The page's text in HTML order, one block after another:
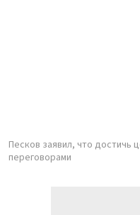
Песков заявил, что
переговорами